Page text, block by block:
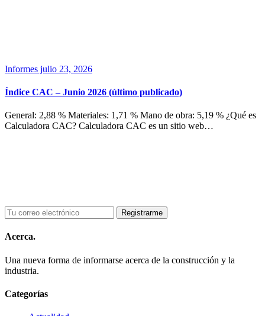
Informes julio 23, 2026
Índice CAC – Junio 2026 (último publicado)
General: 2,88 % Materiales: 1,71 % Mano de obra: 5,19 % ¿Qué es
Calculadora CAC? Calculadora CAC es un sitio web…
Acerca.
Una nueva forma de informarse acerca de la construcción y la
industria.
Categorías